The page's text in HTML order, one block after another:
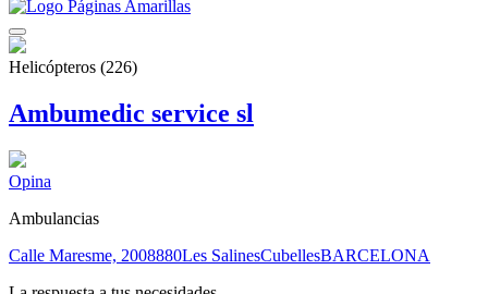
Helicópteros (226)
Ambumedic service sl
Opina
Ambulancias
Calle Maresme, 2008880Les SalinesCubellesBARCELONA